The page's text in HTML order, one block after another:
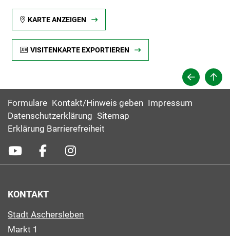
KARTE ANZEIGEN
VISITENKARTE EXPORTIEREN
Formulare Kontakt/Hinweis geben Impressum
Datenschutzerklärung Sitemap
Erklärung Barrierefreiheit
KONTAKT
Stadt Aschersleben
Markt 1